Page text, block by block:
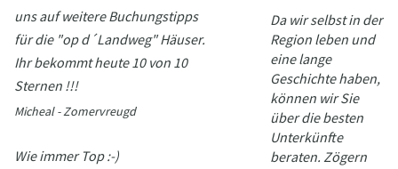
uns auf weitere Buchungstipps
für die "op d´Landweg" Häuser.
Ihr bekommt heute 10 von 10
Sternen !!!
Micheal - Zomervreugd
Wie immer Top :-)
Da wir selbst in der
Region leben und
eine lange
Geschichte haben,
können wir Sie
über die besten
Unterkünfte
beraten. Zögern